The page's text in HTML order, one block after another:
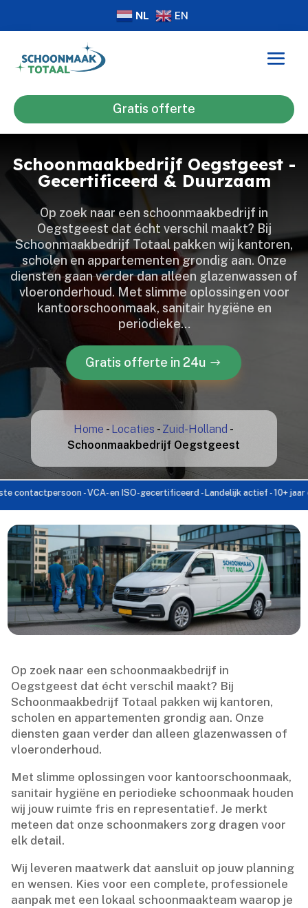
NL EN
Gratis offerte
Schoonmaakbedrijf Oegstgeest -
Gecertificeerd & Duurzaam
Op zoek naar een schoonmaakbedrijf in
Oegstgeest dat écht verschil maakt? Bij
Schoonmaakbedrijf Totaal pakken wij kantoren,
scholen en appartementen grondig aan.​ Onze
diensten gaan verder dan alleen glazenwassen of
vloeronderhoud.​ Met slimme oplossingen voor
kantoorschoonmaak, sanitair hygiëne en
periodieke…
Gratis offerte in 24u
Home - Locaties - Zuid-Holland -
Schoonmaakbedrijf Oegstgeest
- VCA- en ISO-gecertificeerd - Landelijk actief - 10+ jaar
Op zoek naar een schoonmaakbedrijf in
Oegstgeest dat écht verschil maakt? Bij
Schoonmaakbedrijf Totaal pakken wij kantoren,
scholen en appartementen grondig aan.​ Onze
diensten gaan verder dan alleen glazenwassen of
vloeronderhoud.​
Met slimme oplossingen voor kantoorschoonmaak,
sanitair hygiëne en periodieke schoonmaak houden
wij jouw ruimte fris en representatief.​ Je merkt
meteen dat onze schoonmakers zorg dragen voor
elk detail.​
Wij leveren maatwerk dat aansluit op jouw planning
en wensen.​ Kies voor een complete, professionele
aanpak met een lokaal schoonmaakteam waarop je